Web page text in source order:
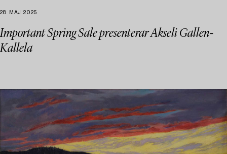
28 MAJ 2025
Important Spring Sale presenterar Akseli Gallen-
Kallela